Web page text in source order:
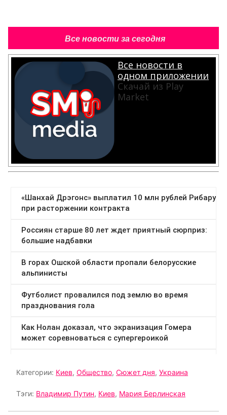
Все новости за сегодня
Все новости в
одном приложении
Скачай из Play
Market
Категории: Киев, Общество, Сюжет дня, Украина
Тэги: Владимир Путин, Киев, Мария Берлинская